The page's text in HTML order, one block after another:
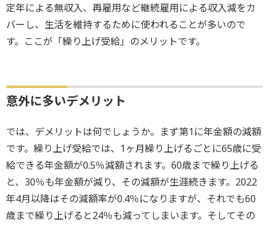
定年による無収入、再雇用など継続雇用による収入減をカ
バーし、生活を維持するために使われることが多いので
す。ここが「繰り上げ受給」のメリットです。
意外に多いデメリット
では、デメリットは何でしょうか。まず第1に年金額の減額
です。繰り上げ受給では、1ヶ月繰り上げるごとに65歳に受
給できる年金額が0.5％減額されます。60歳まで繰り上げる
と、30％も年金額が減り、その減額が生涯続きます。2022
年4月以降はその減額率が0.4％になりますが、それでも60
歳まで繰り上げると24％も減ってしまいます。そしてその